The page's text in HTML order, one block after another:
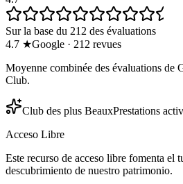
Sur la base du 212 des évaluations
4.7 ★Google · 212 revues
Moyenne combinée des évaluations de
Club.
Club des plus BeauxPrestations
Acceso Libre
Este recurso de acceso libre fomenta el
descubrimiento de nuestro patrimonio.